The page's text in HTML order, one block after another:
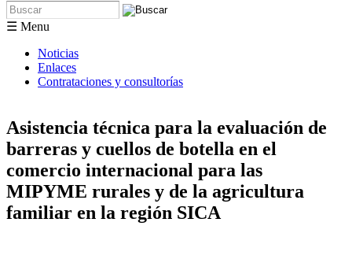
Formulario de búsqueda
Buscar
☰ Menu
Noticias
Enlaces
Contrataciones y consultorías
Asistencia técnica para la evaluación de
barreras y cuellos de botella en el
comercio internacional para las
MIPYME rurales y de la agricultura
familiar en la región SICA